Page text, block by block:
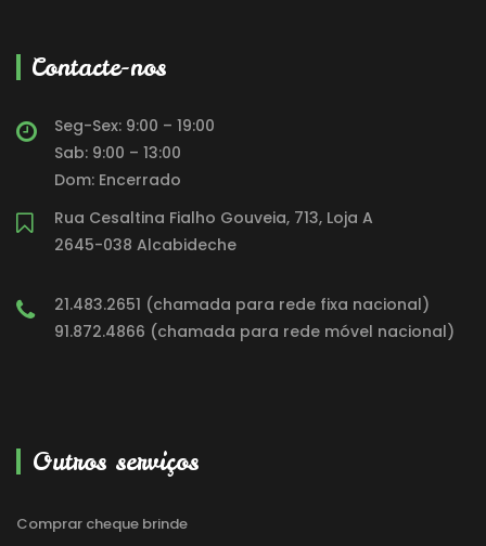
Contacte-nos
Seg-Sex: 9:00 – 19:00
Sab: 9:00 – 13:00
Dom: Encerrado
Rua Cesaltina Fialho Gouveia, 713, Loja A
2645-038 Alcabideche
21.483.2651 (chamada para rede fixa nacional)
91.872.4866 (chamada para rede móvel nacional)
Outros serviços
Comprar cheque brinde